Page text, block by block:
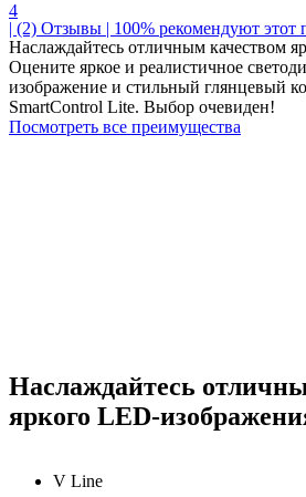
4
| (2) Отзывы | 100% рекомендуют этот
Наслаждайтесь отличным качеством
Оцените яркое и реалистичное
изображение и стильный глянцевый
SmartControl Lite. Выбор очевиден!
Посмотреть все преимущества
Наслаждайтесь
яркого LED-
V Line